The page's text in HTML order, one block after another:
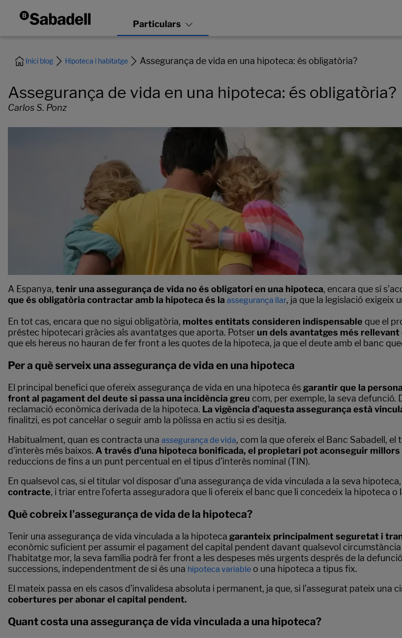
Inici blog Hipoteca i habitatge Assegurança de vida en una hipoteca: és obligatòria?
Assegurança de vida en una hipoteca: és obligatòria?
Carlos S. Ponz
A Espanya, tenir una assegurança de vida no és obligatori en una hipoteca, encara que sí
que és obligatòria contractar amb la hipoteca és la assegurança llar, ja que la legislació exigeix
En tot cas, encara que no sigui obligatòria, moltes entitats consideren indispensable que el
préstec hipotecari gràcies als avantatges que aporta. Potser un dels avantatges més
que els hereus no hauran de fer front a les quotes de la hipoteca, ja que el deute amb el banc
Per a què serveix una assegurança de vida en una hipoteca
El principal benefici que ofereix assegurança de vida en una hipoteca és garantir que la persona
front al pagament del deute si passa una incidència greu com, per exemple, la seva defunció.
reclamació econòmica derivada de la hipoteca. La vigència d’aquesta assegurança està
finalitzi, es pot cancel·lar o seguir amb la pòlissa en actiu si es desitja.
Habitualment, quan es contracta una assegurança de vida, com la que ofereix el Banc Sabadell,
d’interès més baixos. A través d’una hipoteca bonificada, el propietari pot aconseguir
reduccions de fins a un punt percentual en el tipus d’interès nominal (TIN).
En qualsevol cas, si el titular vol disposar d’una assegurança de vida vinculada a la seva hipoteca,
contracte, i triar entre l’oferta asseguradora que li ofereix el banc que li concedeix la hipoteca o
Què cobreix l’assegurança de vida de la hipoteca?
Tenir una assegurança de vida vinculada a la hipoteca garanteix principalment seguretat i
econòmic suficient per assumir el pagament del capital pendent davant qualsevol
l’habitatge mor, la seva família podrà fer front a les despeses més urgents després de la
successions, independentment de si és una hipoteca variable o una hipoteca a tipus fix.
El mateix passa en els casos d’invalidesa absoluta i permanent, ja que, si l’assegurat pateix una
cobertures per abonar el capital pendent.
Quant costa una assegurança de vida vinculada a una hipoteca?